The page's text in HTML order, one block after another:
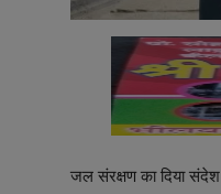
जल संरक्षण का दिया संदेश